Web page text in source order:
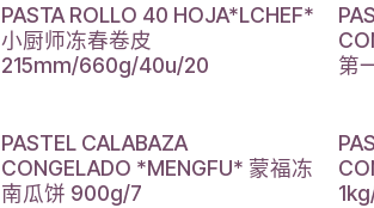
PASTA ROLLO 40 HOJA*LCHEF*
小厨师冻春卷皮
215mm/660g/40u/20
第
PASTEL CALABAZA
CONGELADO *MENGFU* 蒙福冻
南瓜饼 900g/7